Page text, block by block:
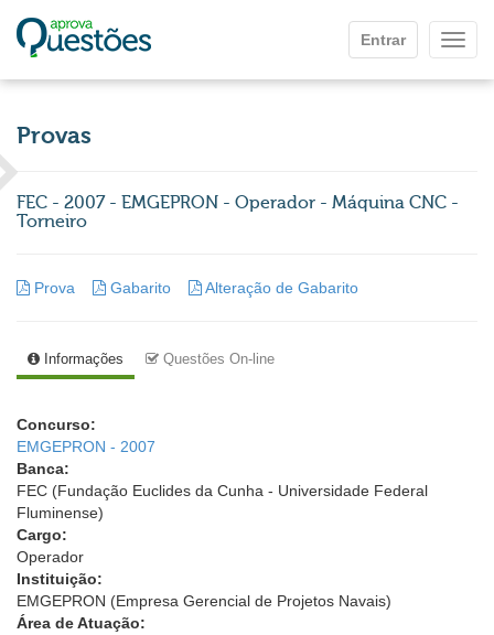
Entrar
Provas
FEC - 2007 - EMGEPRON - Operador - Máquina CNC -
Torneiro
Prova Gabarito Alteração de Gabarito
Informações Questões On-line
Concurso:
EMGEPRON - 2007
Banca:
FEC (Fundação Euclides da Cunha - Universidade Federal
Fluminense)
Cargo:
Operador
Instituição:
EMGEPRON (Empresa Gerencial de Projetos Navais)
Área de Atuação: